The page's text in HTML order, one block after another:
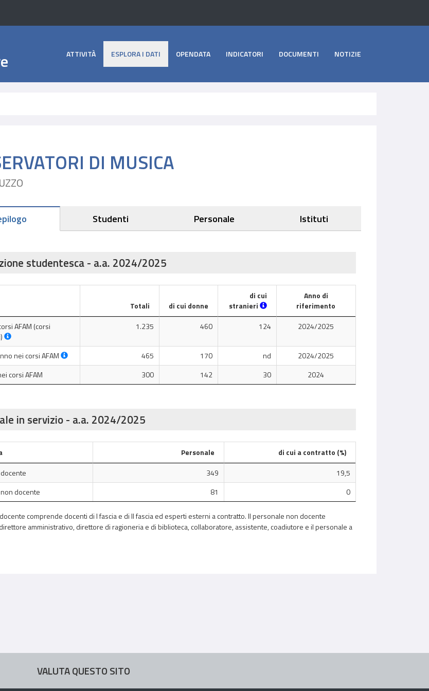
ATTIVITÀ ESPLORA I DATI OPENDATA INDICATORI DOCUMENTI NOTIZIE
DI MUSICA
Studenti Personale Istituti
studentesca - a.a. 2024/2025
Totali di cui donne
di cui
stranieri
Anno di
riferimento
AFAM (corsi
1.235 460 124 2024/2025
nei corsi AFAM 465 170 nd
2024/2025
corsi AFAM
300 142 30 2024
in servizio - a.a. 2024/2025
Personale
di cui a contratto (%)
349
19,5
docente
81 0
comprende docenti di I fascia e di II fascia ed esperti esterni a contratto. Il personale non docente
amministrativo, direttore di ragioneria e di biblioteca, collaboratore, assistente, coadiutore e il personale a
VALUTA QUESTO SITO